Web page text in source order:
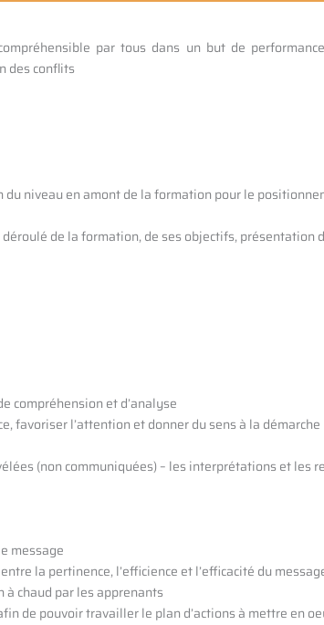
par tous dans un but de
des conflits
niveau en amont de la formation pour le
de la formation, de ses objectifs, présentation
compréhension et d’analyse
favoriser l’attention et donner du sens à la démarche
(non communiquées) – les interprétations et les
message
la pertinence, l’efficience et l’efficacité du
chaud par les apprenants
de pouvoir travailler le plan d’actions à mettre en